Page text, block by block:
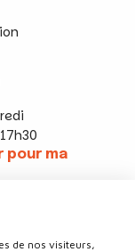
pour ma
de nos visiteurs,